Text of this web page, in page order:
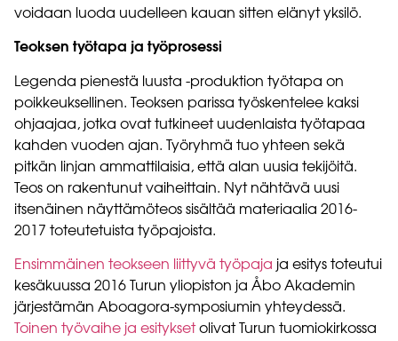
voidaan luoda uudelleen kauan sitten elänyt yksilö.
Teoksen työtapa ja työprosessi
Legenda pienestä luusta -produktion työtapa on
poikkeuksellinen. Teoksen parissa työskentelee kaksi
ohjaajaa, jotka ovat tutkineet uudenlaista työtapaa
kahden vuoden ajan. Työryhmä tuo yhteen sekä
pitkän linjan ammattilaisia, että alan uusia tekijöitä.
Teos on rakentunut vaiheittain. Nyt nähtävä uusi
itsenäinen näyttämöteos sisältää materiaalia 2016-
2017 toteutetuista työpajoista.
Ensimmäinen teokseen liittyvä työpaja ja esitys toteutui
kesäkuussa 2016 Turun yliopiston ja Åbo Akademin
järjestämän Aboagora-symposiumin yhteydessä.
Toinen työvaihe ja esitykset olivat Turun tuomiokirkossa